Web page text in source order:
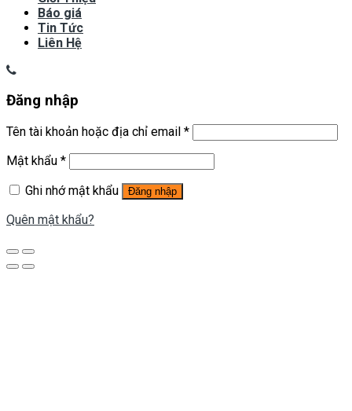
Báo giá
Tin Tức
Liên Hệ
Đăng nhập
Tên tài khoản hoặc địa chỉ email *
Mật khẩu *
Ghi nhớ mật khẩu
Đăng nhập
Quên mật khẩu?